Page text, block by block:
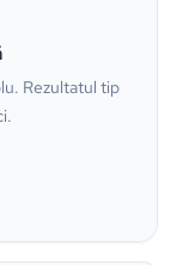
Sign
Rezultatul tip